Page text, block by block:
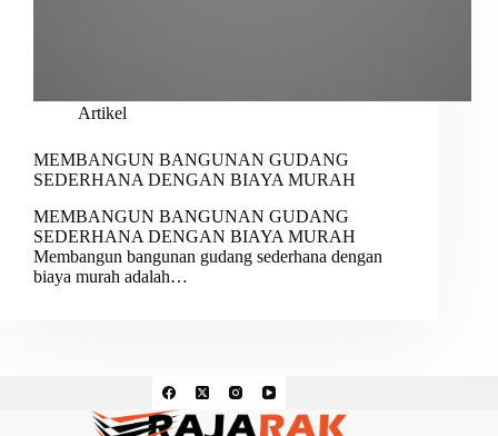
Artikel
MEMBANGUN BANGUNAN GUDANG
SEDERHANA DENGAN BIAYA MURAH
MEMBANGUN BANGUNAN GUDANG
SEDERHANA DENGAN BIAYA MURAH
Membangun bangunan gudang sederhana dengan
biaya murah adalah…